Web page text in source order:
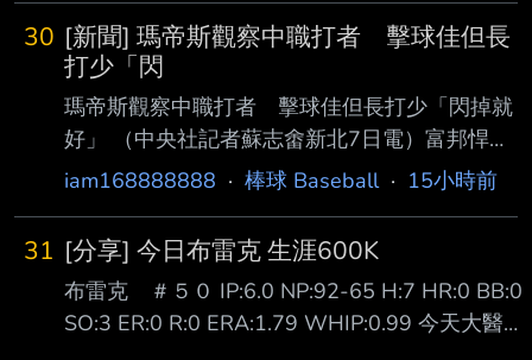
30 [新聞] 瑪帝斯觀察中職打者 擊球佳但長
打少「閃
瑪帝斯觀察中職打者 擊球佳但長打少「閃掉就
好」 （中央社記者蘇志畬新北7日電）富邦悍將
隊新洋投瑪帝斯帶著在二軍投出最快151公里的
棒打者的擊球能力好，但長打者較少，「 閃掉
他就好。」 瑪帝斯（Quinton Martinez）現身新
莊棒球場，備戰明天先發工作，今天接受媒體聯
訪時 表示，很期待能夠與這裡最好的打者對
iam168888888 · 棒球 Baseball· 15小時前
31 [分享] 今日布雷克 生涯600K
布雷克 ＃５０ IP:6.0 NP:92-65 H:7 HR:0 BB:0
SO:3 ER:0 R:0 ERA:1.79 WHIP:0.99 今天大醫生